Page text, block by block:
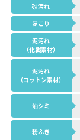
砂汚れ
ほこり
泥汚れ
（化繊素材）
泥汚れ
（コットン素材）
油シミ
粉ふき